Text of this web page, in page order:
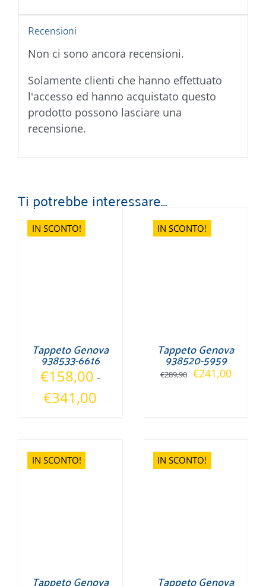
Recensioni
Non ci sono ancora recensioni.
Solamente clienti che hanno effettuato
l'accesso ed hanno acquistato questo
prodotto possono lasciare una
recensione.
Ti potrebbe interessare…
IN SCONTO!
Tappeto Genova
938533-6616
€158,00 -
€341,00
IN SCONTO!
Tappeto Genova
938520-5959
€289,90 Il
€241,00Il
IN SCONTO!
Tappeto Genova
IN SCONTO!
Tappeto Genova